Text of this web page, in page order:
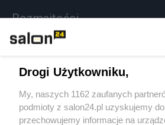
Rozmaitości
Sport
Społeczeństwo
Drogi Użytkowniku,
My, naszych 1162 zaufanych
podmioty z salon24.pl uzyskujemy
przechowujemy informacje na